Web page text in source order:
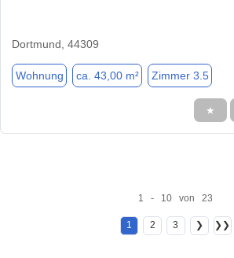
Dortmund, 44309
Wohnung ca. 43,00 m² Zimmer 3.5
★
1 - 10 von 23
1 2 3 ❯ ❯❯